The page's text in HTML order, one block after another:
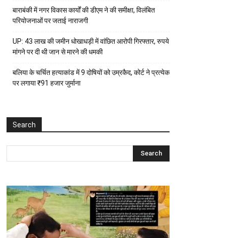
बाराबंकी में नगर विकास कार्यों की डीएम ने की समीक्षा, विलंबित
परियोजनाओं पर जताई नाराजगी
UP: 43 लाख की जमीन धोखाधड़ी में वांछित आरोपी गिरफ्तार, रुपये
मांगने पर दी थी जान से मारने की धमकी
बलिया के चर्चित हत्याकांड में 9 दोषियों को उम्रकैद, कोर्ट ने प्रत्येक
पर लगाया ₹91 हजार जुर्माना
Search